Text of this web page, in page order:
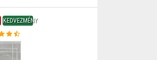
KEDVEZMÉNY